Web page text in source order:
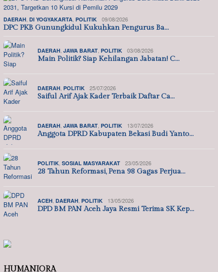
DAERAH DI YOGYAKARTA POLITIK 09/08/2026
DPC PKB Gunungkidul Kukuhkan Pengurus Ba…
DAERAH JAWA BARAT POLITIK 03/08/2026
Main Politik? Siap Kehilangan Jabatan! C…
DAERAH POLITIK 25/07/2026
Saiful Arif Ajak Kader Terbaik Daftar Ca…
DAERAH JAWA BARAT POLITIK 13/07/2026
Anggota DPRD Kabupaten Bekasi Budi Yanto…
POLITIK SOSIAL MASYARAKAT 23/05/2026
28 Tahun Reformasi, Pena 98 Gagas Perjua…
ACEH DAERAH POLITIK 13/05/2026
DPD BM PAN Aceh Jaya Resmi Terima SK Kep…
HUMANIORA